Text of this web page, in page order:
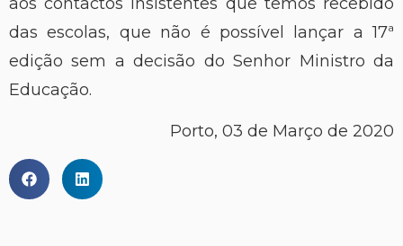
das escolas, que não é possível lançar a 17ª
edição sem a decisão do Senhor Ministro da
Educação.
Porto, 03 de Março de 2020